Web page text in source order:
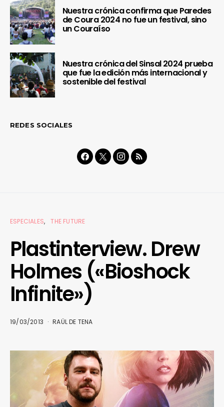
Nuestra crónica confirma que Paredes
de Coura 2024 no fue un festival, sino
un Couraíso
Nuestra crónica del Sinsal 2024 prueba
que fue la edición más internacional y
sostenible del festival
REDES SOCIALES
ESPECIALES THE FUTURE
Plastinterview. Drew
Holmes («Bioshock
Infinite»)
19/03/2013 RAÜL DE TENA